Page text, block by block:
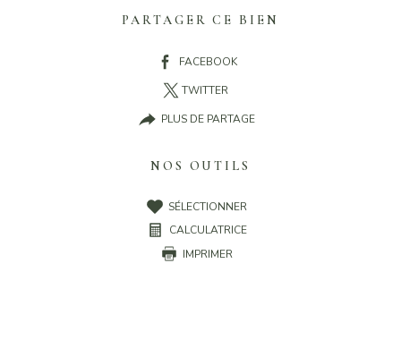
PARTAGER CE BIEN
FACEBOOK
TWITTER
PLUS DE PARTAGE
NOS OUTILS
SÉLECTIONNER
CALCULATRICE
IMPRIMER